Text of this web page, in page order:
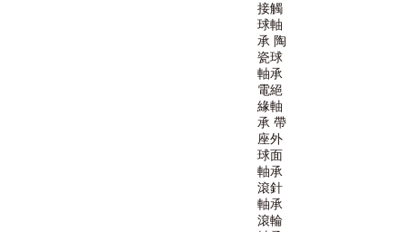
接觸
球軸
承 陶
瓷球
軸承
電絕
緣軸
承 帶
座外
球面
軸承
滾針
軸承
滾輪